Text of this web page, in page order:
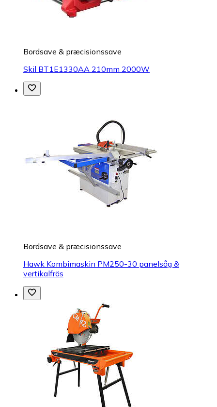
Bordsave & præcisionssave
Skil BT1E1330AA 210mm 2000W
Bordsave & præcisionssave
Hawk Kombimaskin PM250-30 panelsåg &
vertikalfräs